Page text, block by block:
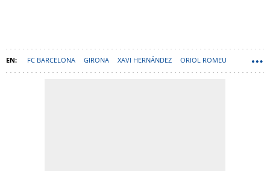
FC BARCELONA GIRONA XAVI HERNÁNDEZ ORIOL ROMEU